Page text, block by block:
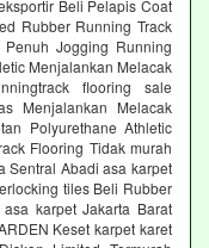
Beli Pelapis Coat
Rubber Running Track
Jogging Running
Menjalankan Melacak
flooring sale
Menjalankan Melacak
Polyurethane Athletic
Flooring Tidak murah
Sentral Abadi asa karpet
tiles Beli Rubber
karpet Jakarta Barat
Keset karpet karet